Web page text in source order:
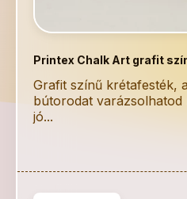
Printex Chalk Art grafit
Grafit színű krétafesték,
bútorodat varázsolhatod
jó...